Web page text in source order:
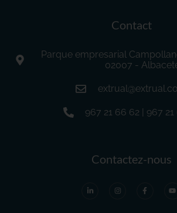
Contact
Parque empresarial
02007 -
967 21 66 62 | 967 21
Contactez-nous